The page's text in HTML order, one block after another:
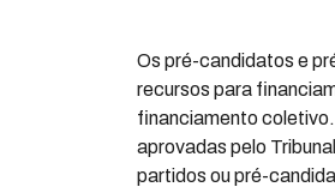
Os pré-candidatos e
recursos para
financiamento
aprovadas pelo
partidos ou pré-